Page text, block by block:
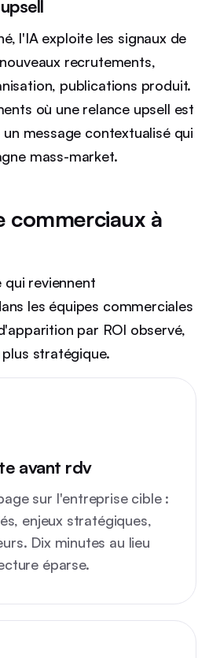
l'IA exploite les signaux de
recrutements,
publications produit.
où une relance upsell est
message contextualisé qui
mass-market.
commerciaux à
qui reviennent
les équipes commerciales
par ROI observé,
stratégique.
avant rdv
sur l'entreprise cible :
enjeux stratégiques,
Dix minutes au lieu
éparse.